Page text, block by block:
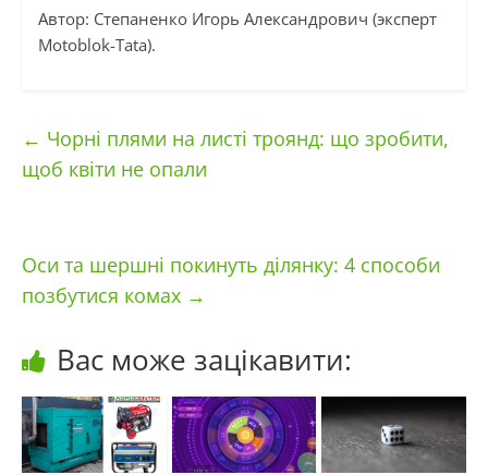
Автор: Степаненко Игорь Александрович (эксперт
Motoblok-Tata).
← Чорні плями на листі троянд: що зробити,
щоб квіти не опали
Оси та шершні покинуть ділянку: 4 способи
позбутися комах →
Вас може зацікавити: